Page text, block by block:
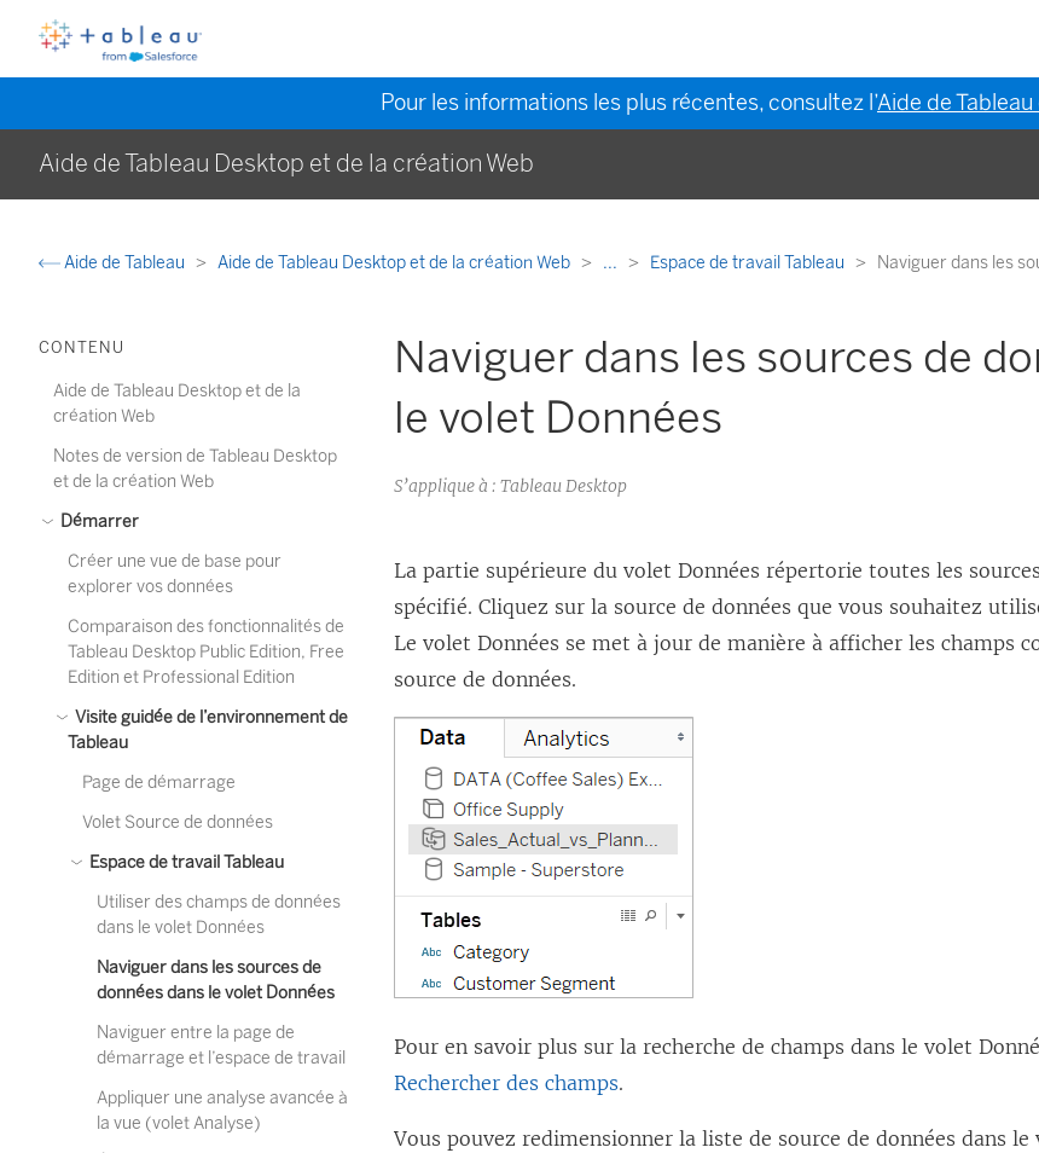
Pour les informations les plus récentes, consultez l’Aide de
Aide de Tableau Desktop et de la création Web
Aide de Tableau Aide de Tableau Desktop et de la création Web ... Espace de travail Tableau Naviguer dans les
CONTENU
Aide de Tableau Desktop et de la
création Web
Notes de version de Tableau Desktop
et de la création Web
Démarrer
Créer une vue de base pour
explorer vos données
Comparaison des fonctionnalités de
Tableau Desktop Public Edition, Free
Edition et Professional Edition
Visite guidée de l’environnement de
Tableau
Page de démarrage
Volet Source de données
Espace de travail Tableau
Utiliser des champs de données
dans le volet Données
Naviguer dans les sources de
données dans le volet Données
Naviguer entre la page de
démarrage et l’espace de travail
Appliquer une analyse avancée à
la vue (volet Analyse)
Naviguer dans les sources de
le volet Données
S’applique à : Tableau Desktop
La partie supérieure du volet Données répertorie toutes les
spécifié. Cliquez sur la source de données que vous souhaitez
Le volet Données se met à jour de manière à afficher les champs
source de données.
Pour en savoir plus sur la recherche de champs dans le volet
Rechercher des champs.
Vous pouvez redimensionner la liste de source de données dans